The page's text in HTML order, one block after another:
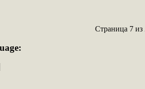
Страница 7 из